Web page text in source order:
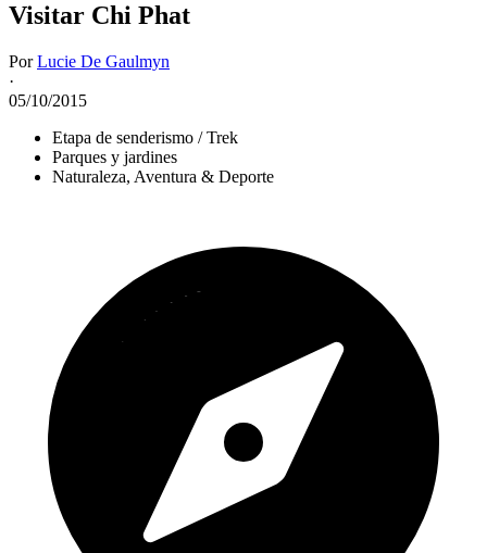
Visitar Chi Phat
PorLucie De Gaulmyn
·
05/10/2015
Etapa de senderismo / Trek
Parques y jardines
Naturaleza, Aventura & Deporte